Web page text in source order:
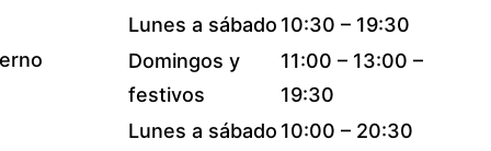
Lunes a sábado 10:30 – 19:30
Domingos y
festivos
11:00 – 13:00 –
19:30
Lunes a sábado 10:00 – 20:30